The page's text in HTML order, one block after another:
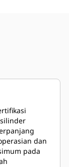
silinder
dan
pada